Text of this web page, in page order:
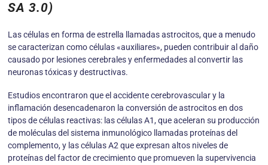
SA 3.0)
Las células en forma de estrella llamadas astrocitos, que a menudo
se caracterizan como células «auxiliares», pueden contribuir al daño
causado por lesiones cerebrales y enfermedades al convertir las
neuronas tóxicas y destructivas.
Estudios encontraron que el accidente cerebrovascular y la
inflamación desencadenaron la conversión de astrocitos en dos
tipos de células reactivas: las células A1, que aceleran su producción
de moléculas del sistema inmunológico llamadas proteínas del
complemento, y las células A2 que expresan altos niveles de
proteínas del factor de crecimiento que promueven la supervivencia